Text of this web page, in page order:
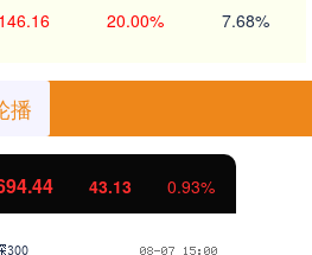
146.16 20.00% 7.68%
播
11.37 1.01%